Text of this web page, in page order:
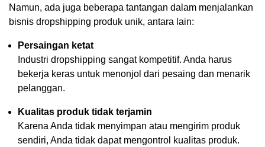
Namun, ada juga beberapa tantangan dalam menjalankan
bisnis dropshipping produk unik, antara lain:
Persaingan ketat
Industri dropshipping sangat kompetitif. Anda harus
bekerja keras untuk menonjol dari pesaing dan menarik
pelanggan.
Kualitas produk tidak terjamin
Karena Anda tidak menyimpan atau mengirim produk
sendiri, Anda tidak dapat mengontrol kualitas produk.